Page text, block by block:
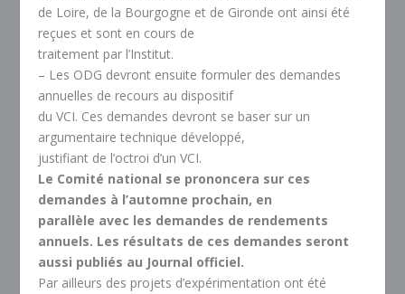
de Loire, de la Bourgogne et de Gironde ont ainsi été
reçues et sont en cours de
traitement par l’Institut.
– Les ODG devront ensuite formuler des demandes
annuelles de recours au dispositif
du VCI. Ces demandes devront se baser sur un
argumentaire technique développé,
justifiant de l’octroi d’un VCI.
Le Comité national se prononcera sur ces
demandes à l’automne prochain, en
parallèle avec les demandes de rendements
annuels. Les résultats de ces demandes seront
aussi publiés au Journal officiel.
Par ailleurs des projets d’expérimentation ont été